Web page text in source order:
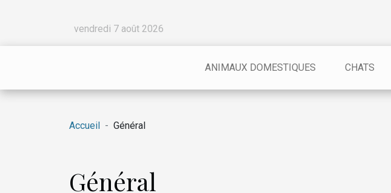
vendredi 7 août 2026
ANIMAUX DOMESTIQUES CHATS
Accueil Général
Général